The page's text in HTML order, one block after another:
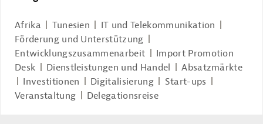
Afrika Tunesien
IT und Telekommunikation
Förderung und Unterstützung
Entwicklungszusammenarbeit
Import Promotion
Desk
Dienstleistungen und Handel
Absatzmärkte
Investitionen
Digitalisierung
Start-ups
Veranstaltung
Delegationsreise